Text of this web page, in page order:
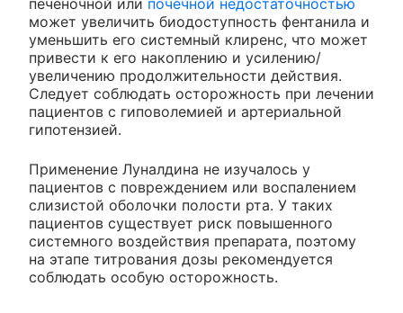
может увеличить биодоступность фентанила и
уменьшить его системный клиренс, что может
привести к его накоплению и усилению/
увеличению продолжительности действия.
Следует соблюдать осторожность при лечении
пациентов с гиповолемией и артериальной
гипотензией.
Применение Луналдина не изучалось у
пациентов с повреждением или воспалением
слизистой оболочки полости рта. У таких
пациентов существует риск повышенного
системного воздействия препарата, поэтому
на этапе титрования дозы рекомендуется
соблюдать особую осторожность.